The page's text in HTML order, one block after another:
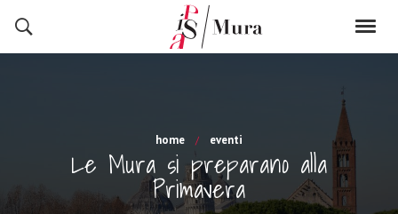
home eventi
Le Mura si preparano alla
Primavera